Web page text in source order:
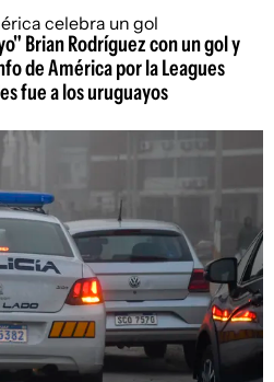
Brian Rodríguez con un gol y
de América por la Leagues
fue a los uruguayos